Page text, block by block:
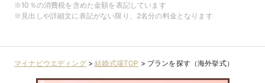
※10％の消費税を含めた金額を表記しています
※見出しや詳細文に表記がない限り、2名分の料金となります
マイナビウエディング>結婚式場TOP > プランを探す（海外挙式）